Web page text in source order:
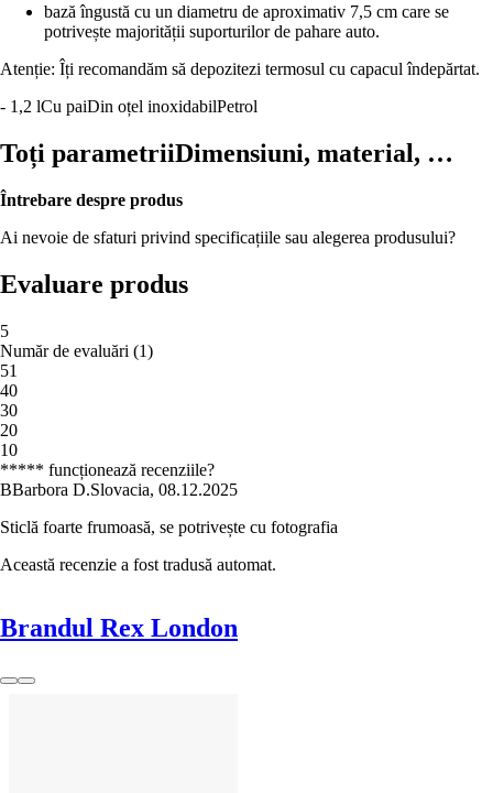
bază îngustă cu un diametru de aproximativ 7,5 cm care se
potrivește majorității suporturilor de pahare auto.
Atenție: Îți recomandăm să depozitezi termosul cu capacul îndepărtat.
- 1,2 lCu paiDin oțel inoxidabilPetrol
Toți parametriiDimensiuni, material, …
Întrebare despre produs
Ai nevoie de sfaturi privind specificațiile sau alegerea produsului?
Evaluare produs
5
Număr de evaluări (1)
51
40
30
20
10
***** funcționează recenziile?
BBarbora D.Slovacia, 08.12.2025
Sticlă foarte frumoasă, se potrivește cu fotografia
Această recenzie a fost tradusă automat.
Brandul Rex London